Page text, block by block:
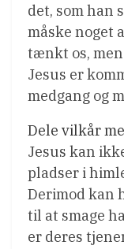
det, som han
måske noget
tænkt os,
Jesus er
medgang og
Dele vilkår
Jesus kan
pladser i
Derimod kan
til at smage
er deres